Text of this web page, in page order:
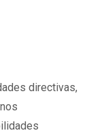
directivas,